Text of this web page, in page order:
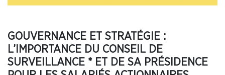
GOUVERNANCE ET STRATÉGIE :
L’IMPORTANCE DU CONSEIL DE
SURVEILLANCE * ET DE SA PRÉSIDENCE